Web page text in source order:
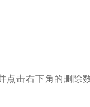
点击右下角的删除